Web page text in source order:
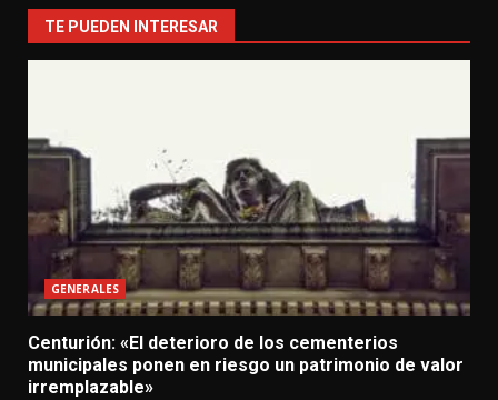
TE PUEDEN INTERESAR
GENERALES
Centurión: «El deterioro de los cementerios
municipales ponen en riesgo un patrimonio de valor
irremplazable»